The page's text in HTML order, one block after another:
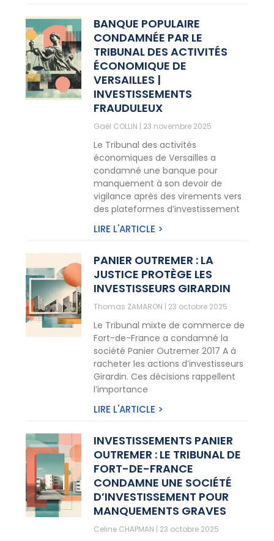
BANQUE POPULAIRE
CONDAMNÉE PAR LE
TRIBUNAL DES ACTIVITÉS
ÉCONOMIQUE DE
VERSAILLES |
INVESTISSEMENTS
FRAUDULEUX
Gaël COLLIN 23 novembre 2025
Le Tribunal des activités
économiques de Versailles a
condamné une banque pour
manquement à son devoir de
vigilance après des virements vers
des plateformes d’investissement
LIRE L'ARTICLE >
PANIER OUTREMER : LA
JUSTICE PROTÈGE LES
INVESTISSEURS GIRARDIN
Thomas ZAMARON 23 octobre 2025
Le Tribunal mixte de commerce de
Fort-de-France a condamné la
société Panier Outremer 2017 A à
racheter les actions d’investisseurs
Girardin. Ces décisions rappellent
l’importance
LIRE L'ARTICLE >
INVESTISSEMENTS PANIER
OUTREMER : LE TRIBUNAL DE
FORT-DE-FRANCE
CONDAMNE UNE SOCIÉTÉ
D’INVESTISSEMENT POUR
MANQUEMENTS GRAVES
Celine CHAPMAN 23 octobre 2025